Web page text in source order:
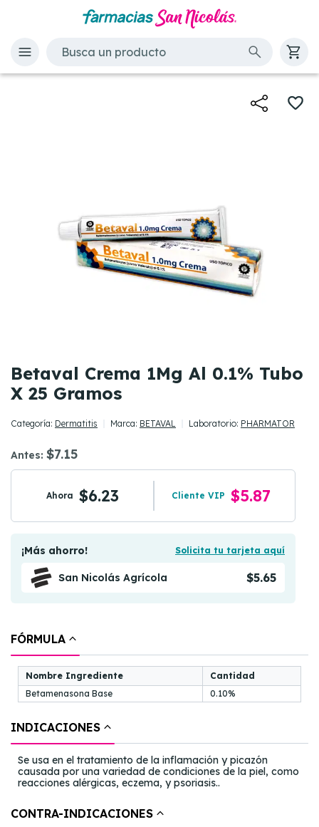
Betaval Crema 1Mg Al 0.1% Tubo
X 25 Gramos
Categoría: Dermatitis Marca: BETAVAL Laboratorio: PHARMATOR
Antes: $7.15
Ahora $6.23 Cliente VIP $5.87
¡Más ahorro! Solicita tu tarjeta aquí
San Nicolás Agrícola $5.65
FÓRMULA
Nombre Ingrediente
Cantidad
Betamenasona Base
0.10%
INDICACIONES
Se usa en el tratamiento de la inflamación y picazón
causada por una variedad de condiciones de la piel, como
reacciones alérgicas, eczema, y psoriasis..
CONTRA-INDICACIONES